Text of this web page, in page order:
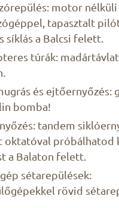
motor nélküli
tapasztalt
síklás a Balcsi felett.
túrák:
és ejtőernyőzés:
bomba!
tandem
oktatóval próbálhatod
a Balaton felett.
sétarepülések:
rövid